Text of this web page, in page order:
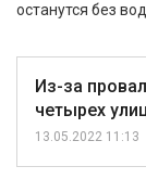
останутся без
Из-за
четырех
13.05.2022 11:13